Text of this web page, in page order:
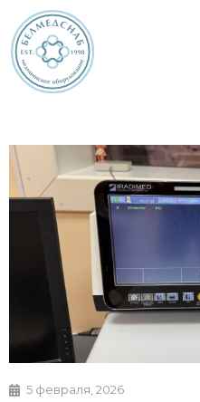
5 февраля, 2026